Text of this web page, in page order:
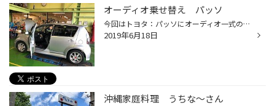
オーディオ乗せ替え パッソ
今回はトヨタ：パッソにオーディオ一式の乗せ替え作業です。 誰がつけたのか？？ 配線がぐちゃぐちゃで本田スタッフが ・・・・・・・ かなり手こずっています。 お車の乗換などでカーナビ、オーディオなどの乗せ替えなど 相談や御見積りなどお気軽にお問合せ下さい。
2019年6月18日
沖縄家庭料理 うちな～さん